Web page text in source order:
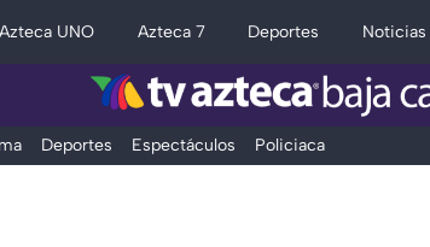
Azteca UNO Azteca 7 Deportes Noticias
Deportes Espectáculos Policiaca